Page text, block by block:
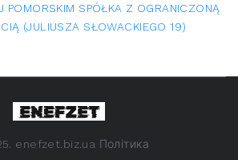
POMORSKIM SPÓŁKA Z OGRANICZONĄ
(JULIUSZA SŁOWACKIEGO 19)
enefzet.biz.ua Політика